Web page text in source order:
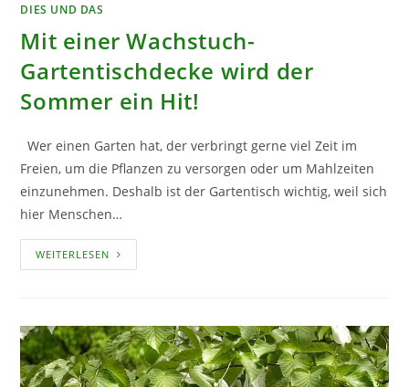
DIES UND DAS
Mit einer Wachstuch-
Gartentischdecke wird der
Sommer ein Hit!
Wer einen Garten hat, der verbringt gerne viel Zeit im
Freien, um die Pflanzen zu versorgen oder um Mahlzeiten
einzunehmen. Deshalb ist der Gartentisch wichtig, weil sich
hier Menschen…
WEITERLESEN MIT
EINER
SOMMER
EIN
HIT!